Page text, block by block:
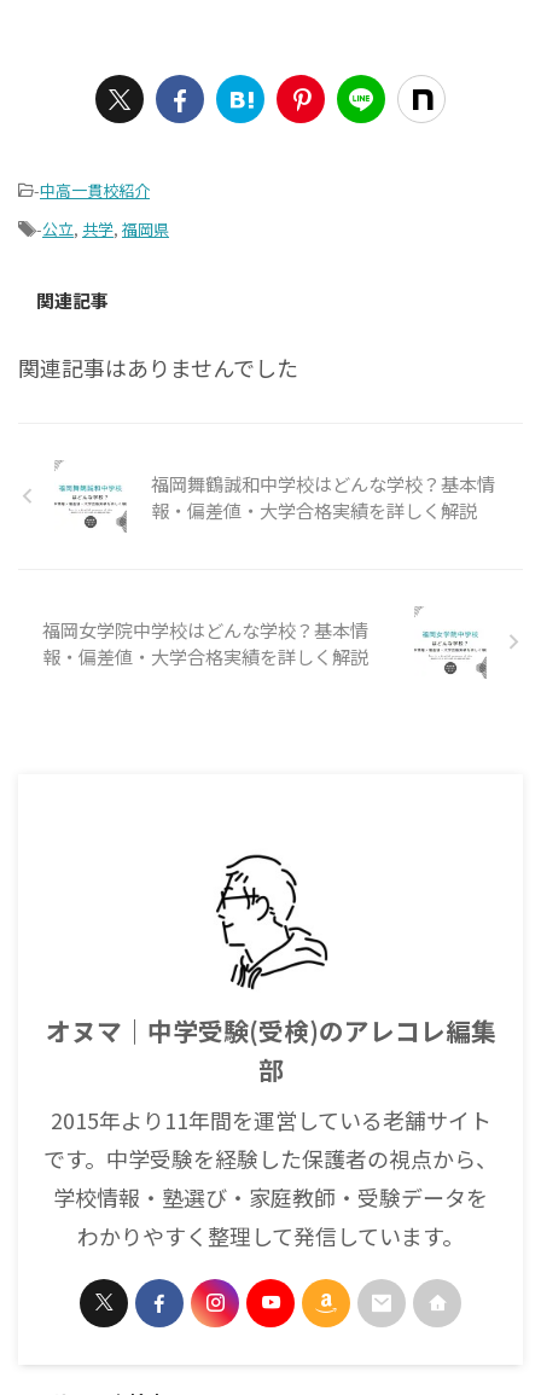
-中高一貫校紹介
-公立, 共学, 福岡県
関連記事
関連記事はありませんでした
福岡舞鶴誠和中学校はどんな学校？基本情
報・偏差値・大学合格実績を詳しく解説
福岡女学院中学校はどんな学校？基本情
報・偏差値・大学合格実績を詳しく解説
オヌマ｜中学受験(受検)のアレコレ編集
部
2015年より11年間を運営している老舗サイト
です。中学受験を経験した保護者の視点から、
学校情報・塾選び・家庭教師・受験データを
わかりやすく整理して発信しています。